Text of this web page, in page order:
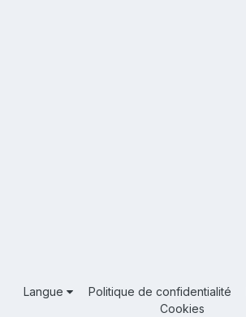
Langue Politique de confidentialité
Cookies